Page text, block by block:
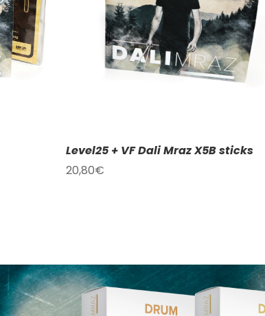
Level25 + VF Dali Mraz X5B sticks
20,80€